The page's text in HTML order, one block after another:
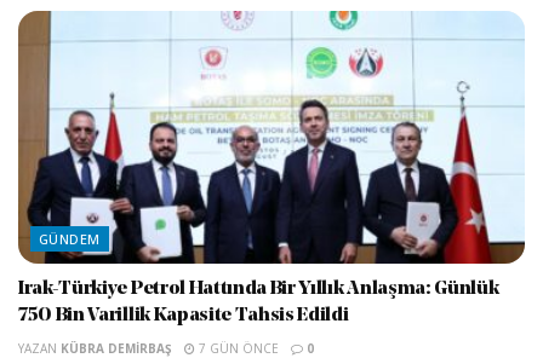
GÜNDEM
Irak-Türkiye Petrol Hattında Bir Yıllık Anlaşma: Günlük
750 Bin Varillik Kapasite Tahsis Edildi
YAZAN KÜBRA DEMIRBAŞ 7 GÜN ÖNCE 0